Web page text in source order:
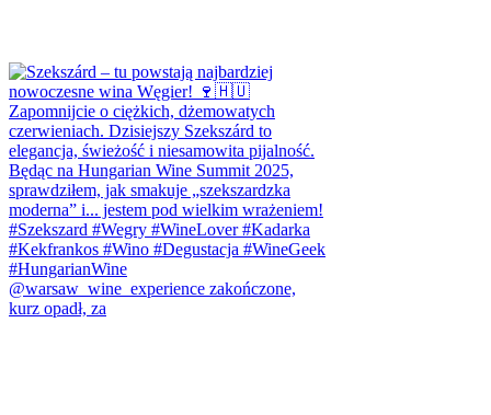
@warsaw_wine_experience zakończone,
kurz opadł, za